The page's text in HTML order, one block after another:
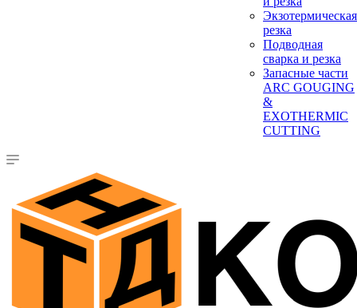
Экзотермическая
резка
Подводная
сварка и резка
Запасные части
ARC GOUGING
&
EXOTHERMIC
CUTTING